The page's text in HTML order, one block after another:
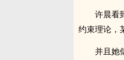
许晨看
约束理论，
并且她